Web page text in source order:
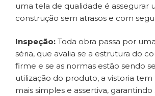
uma tela de qualidade é assegurar
construção sem atrasos e com
Inspeção: Toda obra passa por
séria, que avalia se a estrutura do
firme e se as normas estão sendo
utilização do produto, a vistoria
mais simples e assertiva, garantindo